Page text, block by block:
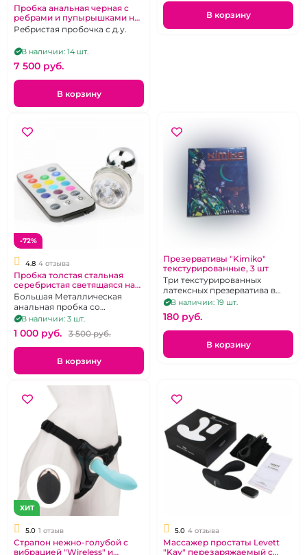
Пробка анальная черная с
ребрами и пупырышками на
д.у пульте
Ребристая пробочка с д.у.
В наличии: 14 шт.
7 500 pуб.
В корзину
В корзину
-72%
4.8 4 отзыва
Пробка толстая стальная
серебристая светящаяся на
дистанционном пульте
Большая Металлическая
анальная пробка со
светодиодной подсветкой на
пульте
В наличии: 3 шт.
1 000 pуб. 3 500 pуб.
В корзину
Презервативы "Kimiko"
текстурированные, 3 шт
Три текстурированных
латексных презерватива в
силиконовой смазке с
накопителем
В наличии: 19 шт.
180 pуб.
В корзину
ХИТ
5.0 1 отзыв
Страпон нежно-голубой с
вибрацией "Wireless" и
5.0 4 отзыва
Массажер простаты Levett
"Kay" перезаряжаемый с